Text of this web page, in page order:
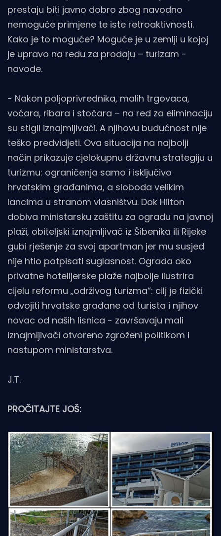
prestaju biti javno dobro zbog navodno
nemoguće primjene te iste retroaktivnosti.
Kako je to moguće? Moguće je u zemlji u kojoj
je upravo na redu za prodaju – turizam -
navode.
- Nakon poljoprivrednika, malih trgovaca,
voćara, ribara i stočara – na red za eliminaciju
su stigli iznajmljivači. A njihovu budućnost nije
teško predvidjeti. Ova situacija na najbolji
način prikazuje cjelokupnu državnu strategiju u
turizmu: ograničenja samo i isključivo
hrvatskim građanima, a sloboda velikim
lancima u stranom vlasništvu. Dok Hilton
dobiva ministarsku zaštitu za ogradu na javnoj
plaži, obiteljski iznajmljivač iz Šibenika ili Rijeke
gubi rješenje za svoj apartman jer mu susjed
nije htio potpisati suglasnost. Ograda oko
privatne hotelijerske plaže najbolje ilustrira
cijelu reformu „održivog turizma“: cilj je fizički
odvojiti hrvatske građane od turista i njihov
novac od naših lisnica - završavaju mali
iznajmljivači otvoreno zgroženi politikom i
nastupom ministarstva.
J.T.
PROČITAJTE JOŠ: